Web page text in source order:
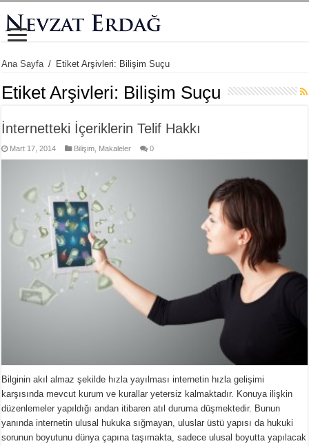
Ana Sayfa / Etiket Arşivleri: Bilişim Suçu
Etiket Arşivleri: Bilişim Suçu
İnternetteki İçeriklerin Telif Hakkı
Mart 17, 2014 Bilişim Makaleler 0
Bilginin akıl almaz şekilde hızla yayılması internetin hızla gelişimi
karşısında mevcut kurum ve kurallar yetersiz kalmaktadır. Konuya ilişkin
düzenlemeler yapıldığı andan itibaren atıl duruma düşmektedir. Bunun
yanında internetin ulusal hukuka sığmayan, uluslar üstü yapısı da hukuki
sorunun boyutunu dünya çapına taşımakta, sadece ulusal boyutta yapılacak